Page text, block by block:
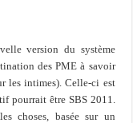
version du système
des PME à savoir
les intimes). Celle-ci est
pourrait être SBS 2011.
choses, basée sur un